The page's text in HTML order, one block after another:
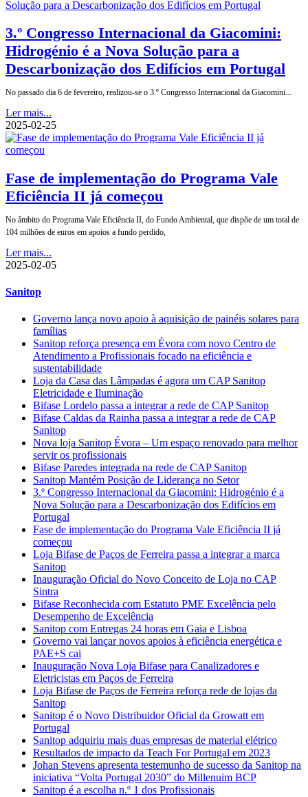
3.º Congresso Internacional da Giacomini:
Hidrogénio é a Nova Solução para a
Descarbonização dos Edifícios em Portugal
No passado dia 6 de fevereiro, realizou-se o 3.º Congresso Internacional da Giacomini...
Ler mais...
2025-02-25
Fase de implementação do Programa Vale
Eficiência II já começou
No âmbito do Programa Vale Eficiência II, do Fundo Ambiental, que dispõe de um total de
104 milhões de euros em apoios a fundo perdido,
Ler mais...
2025-02-05
Sanitop
Governo lança novo apoio à aquisição de painéis solares para
famílias
Sanitop reforça presença em Évora com novo Centro de
Atendimento a Profissionais focado na eficiência e
sustentabilidade
Loja da Casa das Lâmpadas é agora um CAP Sanitop
Eletricidade e Iluminação
Bifase Lordelo passa a integrar a rede de CAP Sanitop
Bifase Caldas da Rainha passa a integrar a rede de CAP
Sanitop
Nova loja Sanitop Évora – Um espaço renovado para melhor
servir os profissionais
Bifase Paredes integrada na rede de CAP Sanitop
Sanitop Mantém Posição de Liderança no Setor
3.º Congresso Internacional da Giacomini: Hidrogénio é a
Nova Solução para a Descarbonização dos Edifícios em
Portugal
Fase de implementação do Programa Vale Eficiência II já
começou
Loja Bifase de Paços de Ferreira passa a integrar a marca
Sanitop
Inauguração Oficial do Novo Conceito de Loja no CAP
Sintra
Bifase Reconhecida com Estatuto PME Excelência pelo
Desempenho de Excelência
Sanitop com Entregas 24 horas em Gaia e Lisboa
Governo vai lançar novos apoios à eficiência energética e
PAE+S cai
Inauguração Nova Loja Bifase para Canalizadores e
Eletricistas em Paços de Ferreira
Loja Bifase de Paços de Ferreira reforça rede de lojas da
Sanitop
Sanitop é o Novo Distribuidor Oficial da Growatt em
Portugal
Sanitop adquiriu mais duas empresas de material elétrico
Resultados de impacto da Teach For Portugal em 2023
Johan Stevens apresenta testemunho de sucesso da Sanitop na
iniciativa “Volta Portugal 2030” do Millenuim BCP
Sanitop é a escolha n.º 1 dos Profissionais